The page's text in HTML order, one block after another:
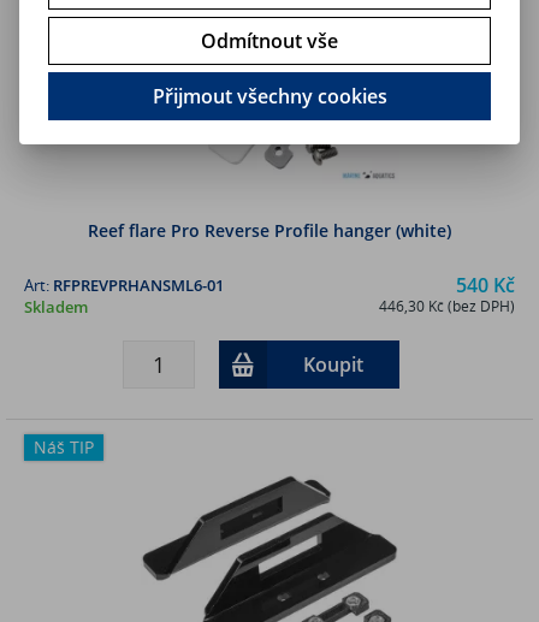
Reef flare Pro Reverse Profile hanger (white)
540 Kč
446,30 Kč (bez DPH)
Art: RFPREVPRHANSML6-01
Skladem
Koupit
Náš TIP
Odmítnout vše
Přijmout všechny cookies